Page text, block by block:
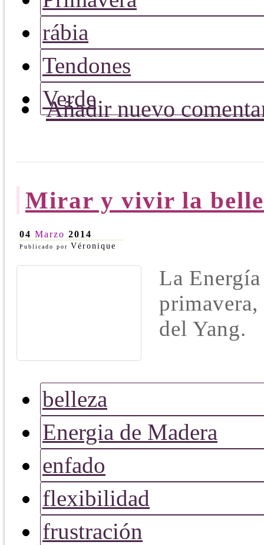
rábia
Tendones
Verde
Añadir nuevo
Mirar y vivir la
04 Marzo 2014
Publicado por Véronique
La
primavera,
del Yang.
belleza
Energia de Madera
enfado
flexibilidad
frustración